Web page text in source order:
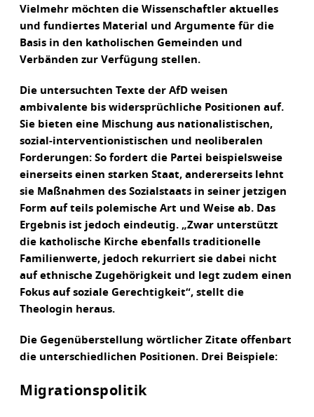
Vielmehr möchten die Wissenschaftler aktuelles
und fundiertes Material und Argumente für die
Basis in den katholischen Gemeinden und
Verbänden zur Verfügung stellen.
Die untersuchten Texte der AfD weisen
ambivalente bis widersprüchliche Positionen auf.
Sie bieten eine Mischung aus nationalistischen,
sozial-interventionistischen und neoliberalen
Forderungen: So fordert die Partei beispielsweise
einerseits einen starken Staat, andererseits lehnt
sie Maßnahmen des Sozialstaats in seiner jetzigen
Form auf teils polemische Art und Weise ab. Das
Ergebnis ist jedoch eindeutig. „Zwar unterstützt
die katholische Kirche ebenfalls traditionelle
Familienwerte, jedoch rekurriert sie dabei nicht
auf ethnische Zugehörigkeit und legt zudem einen
Fokus auf soziale Gerechtigkeit“, stellt die
Theologin heraus.
Die Gegenüberstellung wörtlicher Zitate offenbart
die unterschiedlichen Positionen. Drei Beispiele:
Migrationspolitik